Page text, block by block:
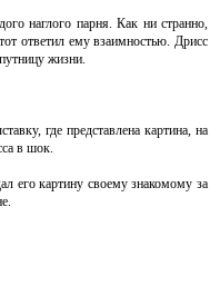
наглого парня. Как ни странно,
ответил ему взаимностью. Дрисс
жизни.
где представлена картина, на
в шок.
его картину своему знакомому за